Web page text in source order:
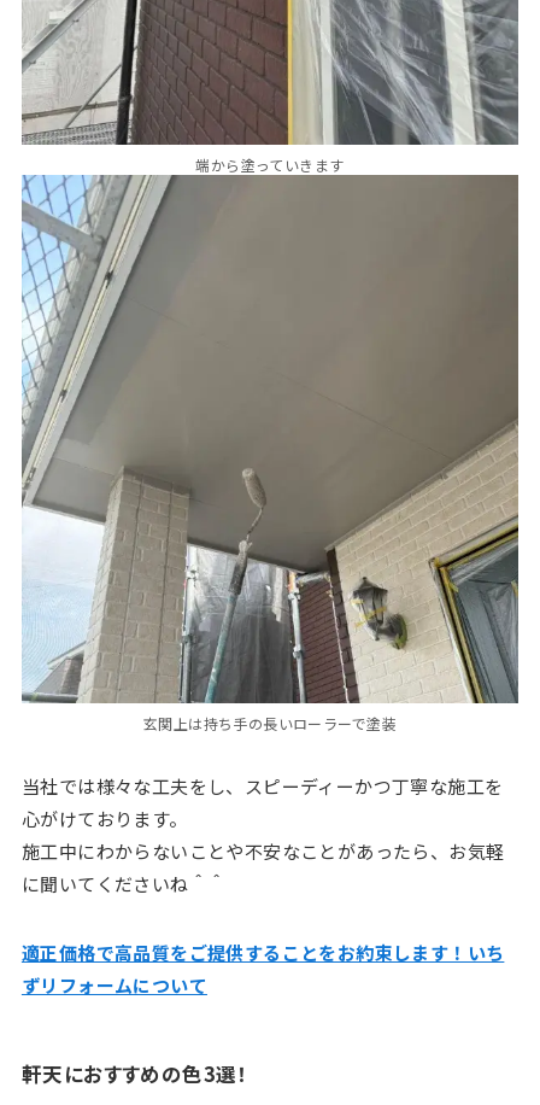
端から塗っていきます
玄関上は持ち手の長いローラーで塗装
当社では様々な工夫をし、スピーディーかつ丁寧な施工を
心がけております。
施工中にわからないことや不安なことがあったら、お気軽
に聞いてくださいね＾＾
適正価格で高品質をご提供することをお約束します！いち
ずリフォームについて
軒天におすすめの色3選！